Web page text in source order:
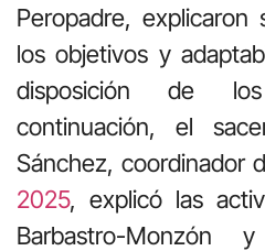
Peropadre, explicaron
los objetivos y
disposición de
continuación, el
Sánchez, coordinador
2025, explicó las
Barbastro-